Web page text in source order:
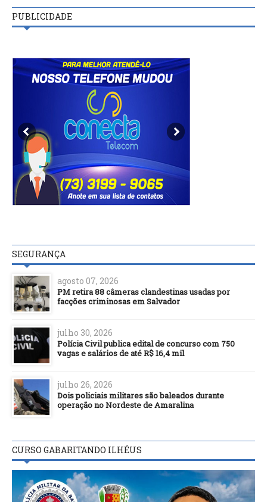
PUBLICIDADE
SEGURANÇA
agosto 07, 2026
PM retira 88 câmeras clandestinas usadas por
facções criminosas em Salvador
julho 30, 2026
Polícia Civil publica edital de concurso com 750
vagas e salários de até R$ 16,4 mil
julho 26, 2026
Dois policiais militares são baleados durante
operação no Nordeste de Amaralina
CURSO GABARITANDO ILHÉUS